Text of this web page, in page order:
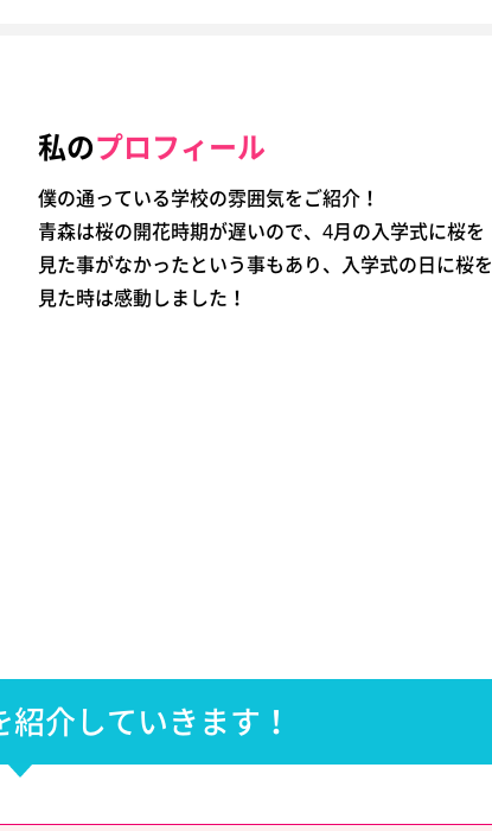
私のプロフィール
僕の通っている学校の雰囲気をご紹介！
青森は桜の開花時期が遅いので、4月の入学式に桜を
見た事がなかったという事もあり、入学式の日に桜を
見た時は感動しました！
介していきます！